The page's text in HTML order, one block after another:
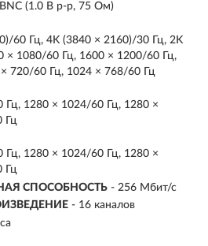
(1.0 В p-p, 75 Ом)
60 Гц, 4K (3840 × 2160)/30 Гц, 2K
× 1080/60 Гц, 1600 × 1200/60 Гц,
720/60 Гц, 1024 × 768/60 Гц
Гц, 1280 × 1024/60 Гц, 1280 ×
Гц
Гц, 1280 × 1024/60 Гц, 1280 ×
Гц
СПОСОБНОСТЬ - 256 Мбит/с
- 16 каналов